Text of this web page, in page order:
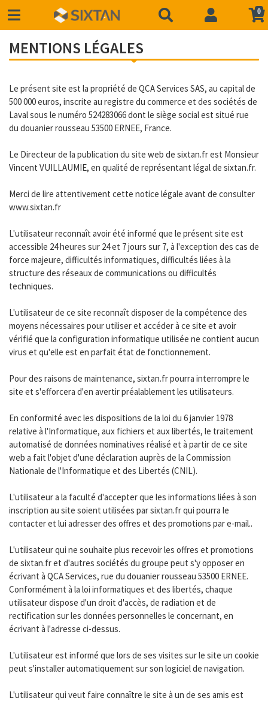
0
MENTIONS LÉGALES
Le présent site est la propriété de QCA Services SAS, au capital de
500 000 euros, inscrite au registre du commerce et des sociétés de
Laval sous le numéro 524283066 dont le siège social est situé rue
du douanier rousseau 53500 ERNEE, France.
Le Directeur de la publication du site web de sixtan.fr est Monsieur
Vincent VUILLAUMIE, en qualité de représentant légal de sixtan.fr.
Merci de lire attentivement cette notice légale avant de consulter
www.sixtan.fr
L'utilisateur reconnaît avoir été informé que le présent site est
accessible 24 heures sur 24 et 7 jours sur 7, à l'exception des cas de
force majeure, difficultés informatiques, difficultés liées à la
structure des réseaux de communications ou difficultés
techniques.
L'utilisateur de ce site reconnaît disposer de la compétence des
moyens nécessaires pour utiliser et accéder à ce site et avoir
vérifié que la configuration informatique utilisée ne contient aucun
virus et qu'elle est en parfait état de fonctionnement.
Pour des raisons de maintenance, sixtan.fr pourra interrompre le
site et s'efforcera d'en avertir préalablement les utilisateurs.
En conformité avec les dispositions de la loi du 6 janvier 1978
relative à l'Informatique, aux fichiers et aux libertés, le traitement
automatisé de données nominatives réalisé et à partir de ce site
web a fait l'objet d'une déclaration auprès de la Commission
Nationale de l'Informatique et des Libertés (CNIL).
L'utilisateur a la faculté d'accepter que les informations liées à son
inscription au site soient utilisées par sixtan.fr qui pourra le
contacter et lui adresser des offres et des promotions par e-mail..
L'utilisateur qui ne souhaite plus recevoir les offres et promotions
de sixtan.fr et d'autres sociétés du groupe peut s'y opposer en
écrivant à QCA Services, rue du douanier rousseau 53500 ERNEE.
Conformément à la loi informatiques et des libertés, chaque
utilisateur dispose d'un droit d'accès, de radiation et de
rectification sur les données personnelles le concernant, en
écrivant à l'adresse ci-dessus.
L'utilisateur est informé que lors de ses visites sur le site un cookie
peut s'installer automatiquement sur son logiciel de navigation.
L'utilisateur qui veut faire connaître le site à un de ses amis est